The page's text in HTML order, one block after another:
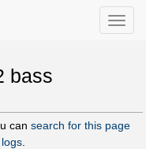
Toggle
bass
can search for this page